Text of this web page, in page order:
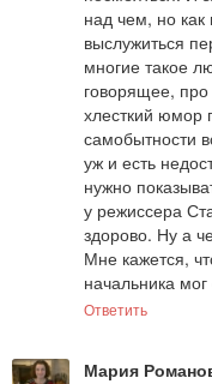
над чем, но
выслужиться
многие такое
говорящее,
хлесткий юмор
самобытности
уж и есть
нужно
у режиссера
здорово. Ну а
Мне кажется,
начальника
Ответить
Мария